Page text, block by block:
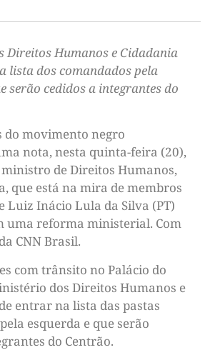
Direitos Humanos e Cidadania
lista dos comandados pela
serão cedidos a integrantes do
do movimento negro
nota, nesta quinta-feira (20),
ministro de Direitos Humanos,
que está na mira de membros
Luiz Inácio Lula da Silva (PT)
uma reforma ministerial. Com
CNN Brasil.
com trânsito no Palácio do
dos Direitos Humanos e
entrar na lista das pastas
esquerda e que serão
do Centrão.